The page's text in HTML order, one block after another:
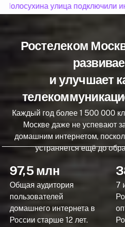
Полосухина улица подключили
Ростелеком
и улучшает
Каждый год более 1 500 000
Москве даже не успевают
домашним интернетом,
устраняется ещё до
97,5 млн
Общая аудитория
пользователей
домашнего интернета в
России старше 12 лет.
7